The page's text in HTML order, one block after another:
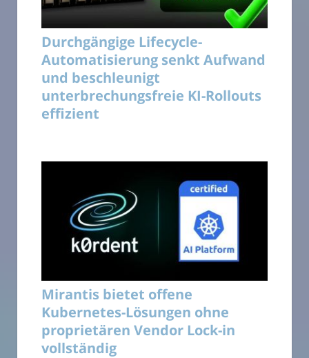
Durchgängige Lifecycle-
Automatisierung senkt Aufwand
und beschleunigt
unterbrechungsfreie KI-Rollouts
effizient
Mirantis bietet offene
Kubernetes-Lösungen ohne
proprietären Vendor Lock-in
vollständig